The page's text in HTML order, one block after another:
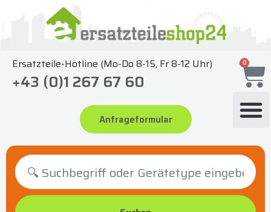
springen
Ersatzteile-Hotline (Mo-Do 8-15, Fr 8-12 Uhr)
+43 (0)1 267 67 60
Anfrageformular
0